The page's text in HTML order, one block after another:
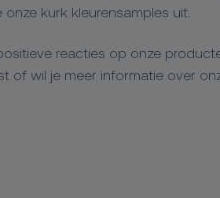
kurk kleurensamples uit.
reacties op onze
of wil je meer informatie over